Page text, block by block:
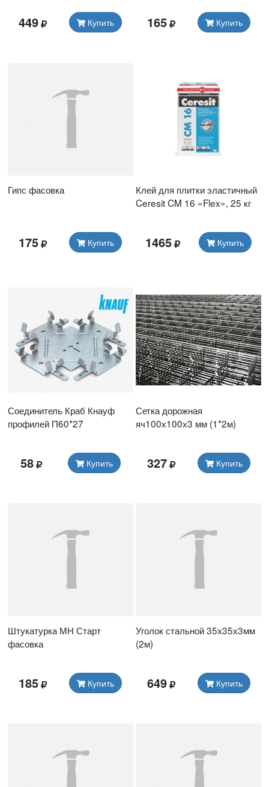
449 Купить 165 Купить
Гипс фасовка
175 Купить
Клей для плитки эластичный
Ceresit CM 16 «Flex», 25 кг
1465 Купить
Соединитель Краб Кнауф
профилей П60*27
58 Купить
Сетка дорожная
яч100х100х3 мм (1*2м)
327 Купить
Штукатурка МН Старт
фасовка
185 Купить
Уголок стальной 35х35х3мм
(2м)
649 Купить